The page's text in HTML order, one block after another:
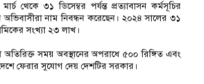
থেকে ৩১ ডিসেম্বর পর্যন্ত প্রত্যাবাসন কর্মসূচির
নাম নিবন্ধন করেছেন। ২০২৪ সালের ৩১
সংখ্যা ২৩ লাখ।
সময় অবস্থানের অপরাধে ৫০০ রিঙ্গিত এবং
ফেরার সুযোগ দেয় দেশটির সরকার।